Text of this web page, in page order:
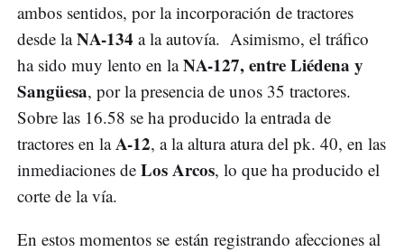
ambos sentidos, por la incorporación de tractores
desde laNA-134 a la autovía. Asimismo, el tráfico
ha sido muy lento en laNA-127, entre Liédena y
Sangüesa, por la presencia de unos 35 tractores.
Sobre las 16.58 se ha producido la entrada de
tractores en laA-12, a la altura atura del pk. 40, en las
inmediaciones de Los Arcos, lo que ha producido el
corte de la vía.
En estos momentos se están registrando afecciones al